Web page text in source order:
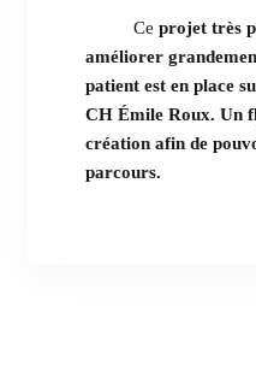
Ceprojet très
améliorer
patient est en place
CH Émile Roux. Un
création afin de
parcours.